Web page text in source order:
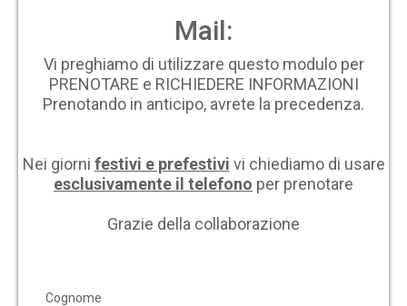
Mail:
Vi preghiamo di utilizzare questo modulo per
PRENOTARE e RICHIEDERE INFORMAZIONI
Prenotando in anticipo, avrete la precedenza.
Nei giorni festivi e prefestivi vi chiediamo di usare
esclusivamente il telefono per prenotare
Grazie della collaborazione
Cognome